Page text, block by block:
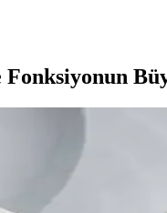
Fonksiyonun